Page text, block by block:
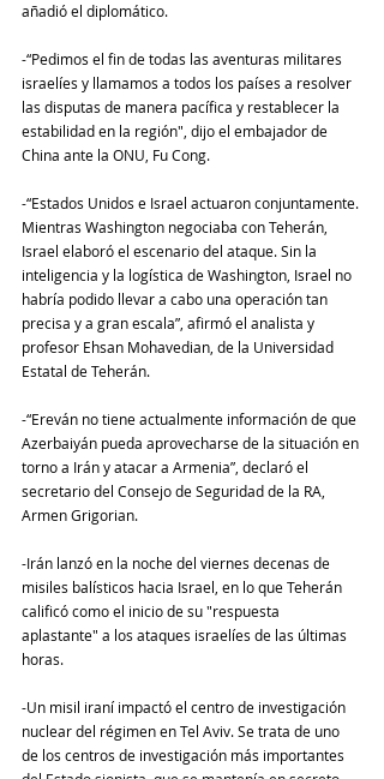
añadió el diplomático.
-“Pedimos el fin de todas las aventuras militares
israelíes y llamamos a todos los países a resolver
las disputas de manera pacífica y restablecer la
estabilidad en la región", dijo el embajador de
China ante la ONU, Fu Cong.
-“Estados Unidos e Israel actuaron conjuntamente.
Mientras Washington negociaba con Teherán,
Israel elaboró ​​el escenario del ataque. Sin la
inteligencia y la logística de Washington, Israel no
habría podido llevar a cabo una operación tan
precisa y a gran escala”, afirmó el analista y
profesor Ehsan Mohavedian, de la Universidad
Estatal de Teherán.
-“Ereván no tiene actualmente información de que
Azerbaiyán pueda aprovecharse de la situación en
torno a Irán y atacar a Armenia”, declaró el
secretario del Consejo de Seguridad de la RA,
Armen Grigorian.
-Irán lanzó en la noche del viernes decenas de
misiles balísticos hacia Israel, en lo que Teherán
calificó como el inicio de su "respuesta
aplastante" a los ataques israelíes de las últimas
horas.
-Un misil iraní impactó el centro de investigación
nuclear del régimen en Tel Aviv. Se trata de uno
de los centros de investigación más importantes